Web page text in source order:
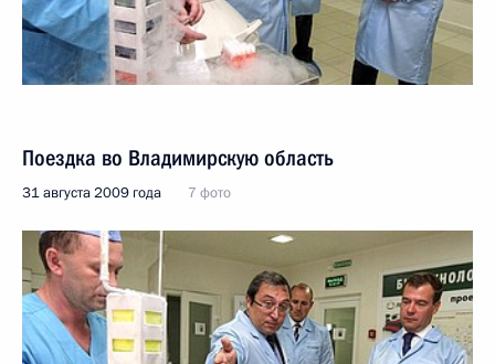
Поездка во Владимирскую область
31 августа 2009 года 7 фото